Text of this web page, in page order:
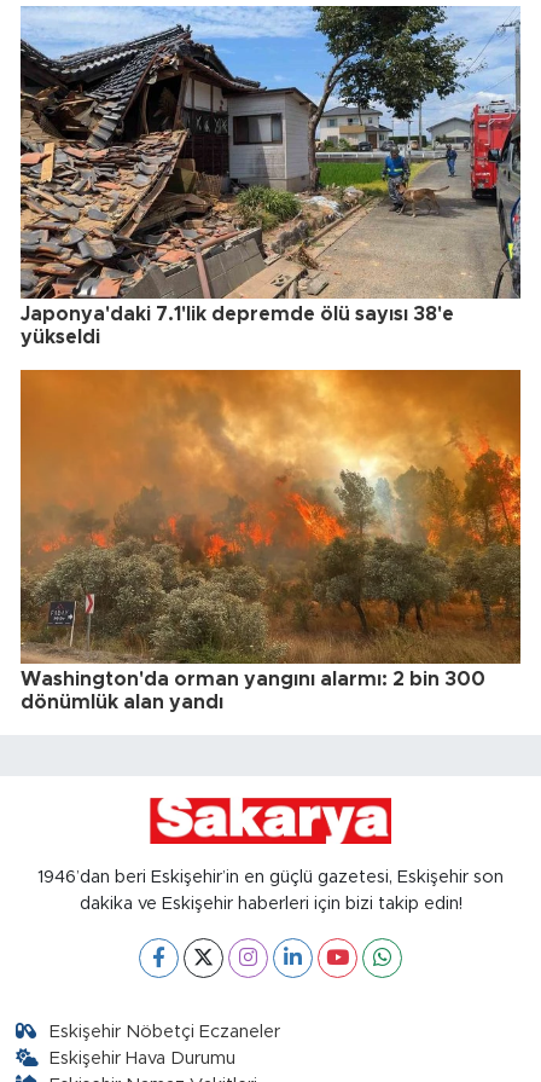
Japonya'daki 7.1'lik depremde ölü sayısı 38'e
yükseldi
Washington'da orman yangını alarmı: 2 bin 300
dönümlük alan yandı
1946’dan beri Eskişehir’in en güçlü gazetesi, Eskişehir son
dakika ve Eskişehir haberleri için bizi takip edin!
Eskişehir Nöbetçi Eczaneler
Eskişehir Hava Durumu